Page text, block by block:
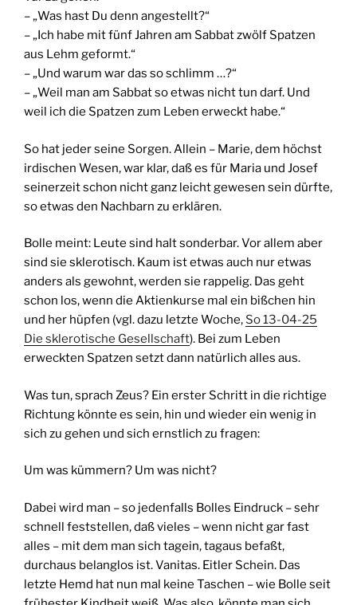
– „Was hast Du denn angestellt?“
– „Ich habe mit fünf Jahren am Sabbat zwölf Spatzen
aus Lehm geformt.“
– „Und warum war das so schlimm …?“
– „Weil man am Sabbat so etwas nicht tun darf. Und
weil ich die Spatzen zum Leben erweckt habe.“
So hat jeder seine Sorgen. Allein – Marie, dem höchst
irdischen Wesen, war klar, daß es für Maria und Josef
seinerzeit schon nicht ganz leicht gewesen sein dürfte,
so etwas den Nachbarn zu erklären.
Bolle meint: Leute sind halt sonderbar. Vor allem aber
sind sie sklerotisch. Kaum ist etwas auch nur etwas
anders als gewohnt, werden sie rappelig. Das geht
schon los, wenn die Aktienkurse mal ein bißchen hin
und her hüpfen (vgl. dazu letzte Woche, So 13-04-25
Die sklerotische Gesellschaft). Bei zum Leben
erweckten Spatzen setzt dann natürlich alles aus.
Was tun, sprach Zeus? Ein erster Schritt in die richtige
Richtung könnte es sein, hin und wieder ein wenig in
sich zu gehen und sich ernstlich zu fragen:
Um was kümmern? Um was nicht?
Dabei wird man – so jedenfalls Bolles Eindruck – sehr
schnell feststellen, daß vieles – wenn nicht gar fast
alles – mit dem man sich tagein, tagaus befaßt,
durchaus belanglos ist. Vanitas. Eitler Schein. Das
letzte Hemd hat nun mal keine Taschen – wie Bolle seit